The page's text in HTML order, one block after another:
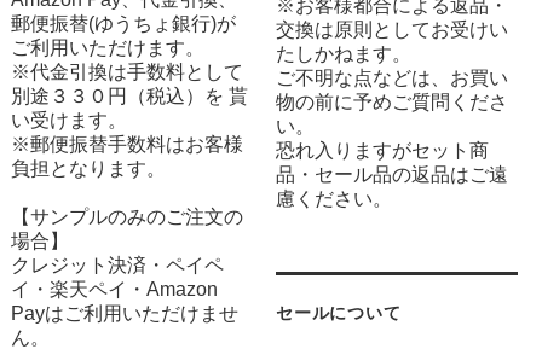
郵便振替(ゆうちょ銀行)が
ご利用いただけます。
※代金引換は手数料として
別途３３０円（税込）を 貰
い受けます。
※郵便振替手数料はお客様
負担となります。
【サンプルのみのご注文の
場合】
クレジット決済・ペイペ
イ・楽天ペイ・Amazon
Payはご利用いただけませ
ん。
※お客様都合による返品・
交換は原則としてお受けい
たしかねます。
ご不明な点などは、お買い
物の前に予めご質問くださ
い。
恐れ入りますがセット商
品・セール品の返品はご遠
慮ください。
セールについて